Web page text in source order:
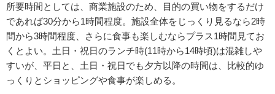
所要時間としては、商業施設のため、目的の買い物をするだけ
であれば30分から1時間程度。施設全体をじっくり見るなら2時
間から3時間程度、さらに食事も楽しむならプラス1時間見てお
くとよい。土日・祝日のランチ時(11時から14時頃)は混雑しや
すいが、平日と、土日・祝日でも夕方以降の時間は、比較的ゆ
っくりとショッピングや食事が楽しめる。